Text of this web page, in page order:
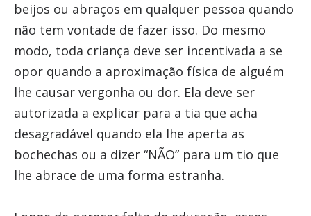
beijos ou abraços em qualquer pessoa quando
não tem vontade de fazer isso. Do mesmo
modo, toda criança deve ser incentivada a se
opor quando a aproximação física de alguém
lhe causar vergonha ou dor. Ela deve ser
autorizada a explicar para a tia que acha
desagradável quando ela lhe aperta as
bochechas ou a dizer “NÃO” para um tio que
lhe abrace de uma forma estranha.